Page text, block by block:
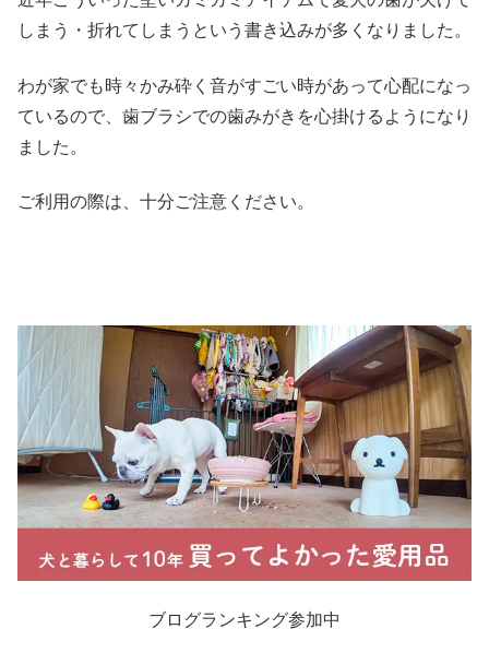
しまう・折れてしまうという書き込みが多くなりました。
わが家でも時々かみ砕く音がすごい時があって心配になっ
ているので、歯ブラシでの歯みがきを心掛けるようになり
ました。
ご利用の際は、十分ご注意ください。
ブログランキング参加中